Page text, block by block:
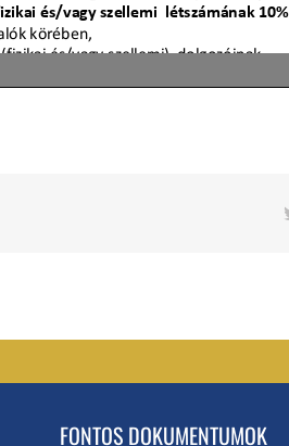
FONTOS DOKUMENTUMOK